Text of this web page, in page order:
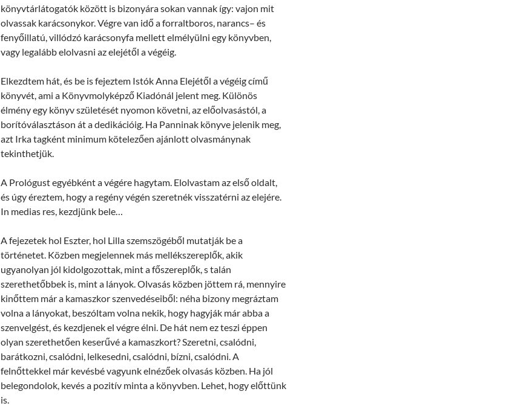
könyvtárlátogatók között is bizonyára sokan vannak így: vajon mit
olvassak karácsonykor. Végre van idő a forraltboros, narancs– és
fenyőillatú, villódzó karácsonyfa mellett elmélyülni egy könyvben,
vagy legalább elolvasni az elejétől a végéig.
Elkezdtem hát, és be is fejeztem Istók Anna Elejétől a végéig című
könyvét, ami a Könyvmolyképző Kiadónál jelent meg. Különös
élmény egy könyv születését nyomon követni, az előolvasástól, a
borítóválasztáson át a dedikációig. Ha Panninak könyve jelenik meg,
azt Irka tagként minimum kötelezően ajánlott olvasmánynak
tekinthetjük.
A Prológust egyébként a végére hagytam. Elolvastam az első oldalt,
és úgy éreztem, hogy a regény végén szeretnék visszatérni az elejére.
In medias res, kezdjünk bele…
A fejezetek hol Eszter, hol Lilla szemszögéből mutatják be a
történetet. Közben megjelennek más mellékszereplők, akik
ugyanolyan jól kidolgozottak, mint a főszereplők, s talán
szerethetőbbek is, mint a lányok. Olvasás közben jöttem rá, mennyire
kinőttem már a kamaszkor szenvedéseiből: néha bizony megráztam
volna a lányokat, beszóltam volna nekik, hogy hagyják már abba a
szenvelgést, és kezdjenek el végre élni. De hát nem ez teszi éppen
olyan szerethetően keserűvé a kamaszkort? Szeretni, csalódni,
barátkozni, csalódni, lelkesedni, csalódni, bízni, csalódni. A
felnőttekkel már kevésbé vagyunk elnézőek olvasás közben. Ha jól
belegondolok, kevés a pozitív minta a könyvben. Lehet, hogy előttünk
is.